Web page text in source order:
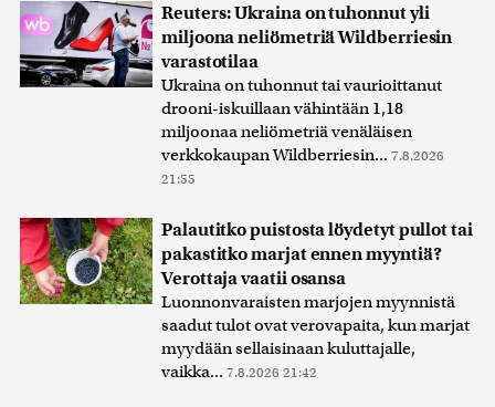
Reuters: Ukraina on tuhonnut yli
miljoona neliömetriä Wildberriesin
varastotilaa
Ukraina on tuhonnut tai vaurioittanut
drooni-iskuillaan vähintään 1,18
miljoonaa neliömetriä venäläisen
verkkokaupan Wildberriesin... 7.8.2026
21:55
Palautitko puistosta löydetyt pullot tai
pakastitko marjat ennen myyntiä?
Verottaja vaatii osansa
Luonnonvaraisten marjojen myynnistä
saadut tulot ovat verovapaita, kun marjat
myydään sellaisinaan kuluttajalle,
vaikka... 7.8.2026 21:42